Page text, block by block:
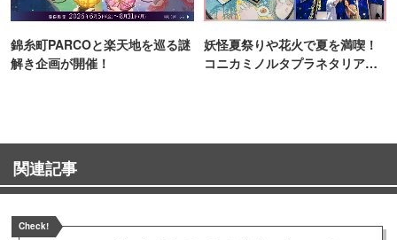
錦糸町PARCOと楽天地を巡る謎
解き企画が開催！
妖怪夏祭りや花火で夏を満喫！
コニカミノルタプラネタリア
関連記事
Check!